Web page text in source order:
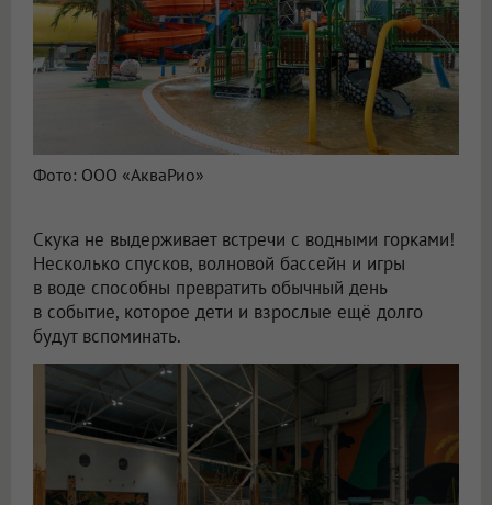
Фото: ООО «АкваРио»
Скука не выдерживает встречи с водными горками!
Несколько спусков, волновой бассейн и игры
в воде способны превратить обычный день
в событие, которое дети и взрослые ещё долго
будут вспоминать.